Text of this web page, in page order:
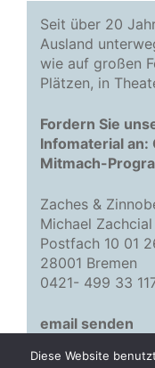
Seit über 20
Ausland
wie auf großen
Plätzen, in
Fordern Sie
Infomaterial an:
Mitmach-
Zaches &
Michael Zachcial
Postfach 10 01
28001 Bremen
0421- 499 33
email senden
Diese Website